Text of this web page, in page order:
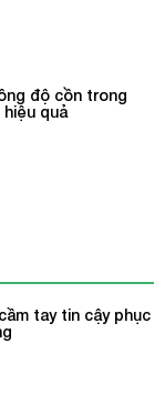
độ cồn trong
quả
tay tin cậy phục